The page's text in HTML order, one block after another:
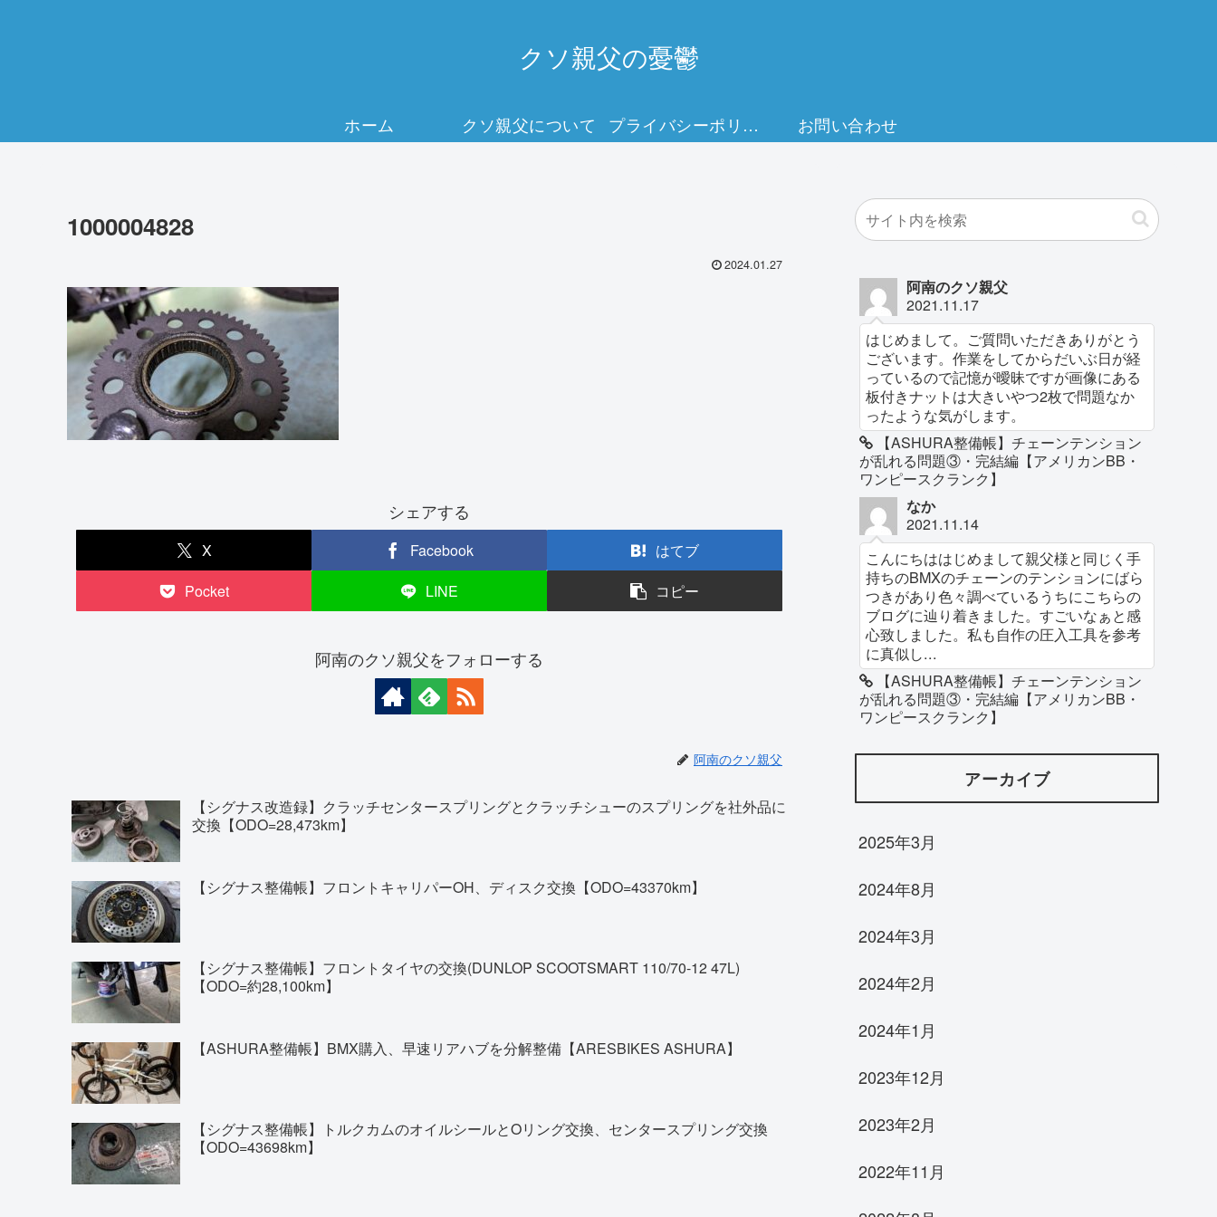
クソ親父の憂鬱
ホーム クソ親父について プライバシーポリシー お問い合わせ
1000004828
2024.01.27
シェアする
X Facebook
はてブ
Pocket
LINE コピー
阿南のクソ親父をフォローする
阿南のクソ親父
【シグナス改造録】クラッチセンタースプリングとクラッチシューのスプリングを社外品に
交換【ODO=28,473km】
【シグナス整備帳】フロントキャリパーOH、ディスク交換【ODO=43370km】
【シグナス整備帳】フロントタイヤの交換(DUNLOP SCOOTSMART 110/70-12 47L)
【ODO=約28,100km】
【ASHURA整備帳】BMX購入、早速リアハブを分解整備【ARESBIKES ASHURA】
【シグナス整備帳】トルクカムのオイルシールとOリング交換、センタースプリング交換
【ODO=43698km】
阿南のクソ親父
2021.11.17
はじめまして。ご質問いただきありがとう
ございます。作業をしてからだいぶ日が経
っているので記憶が曖昧ですが画像にある
板付きナットは大きいやつ2枚で問題なか
ったような気がします。
【ASHURA整備帳】チェーンテンション
が乱れる問題③・完結編【アメリカンBB・
ワンピースクランク】
なか
2021.11.14
こんにちははじめまして親父様と同じく手
持ちのBMXのチェーンのテンションにばら
つきがあり色々調べているうちにこちらの
ブログに辿り着きました。すごいなぁと感
心致しました。私も自作の圧入工具を参考
に真似し...
【ASHURA整備帳】チェーンテンション
が乱れる問題③・完結編【アメリカンBB・
ワンピースクランク】
アーカイブ
2025年3月
2024年8月
2024年3月
2024年2月
2024年1月
2023年12月
2023年2月
2022年11月